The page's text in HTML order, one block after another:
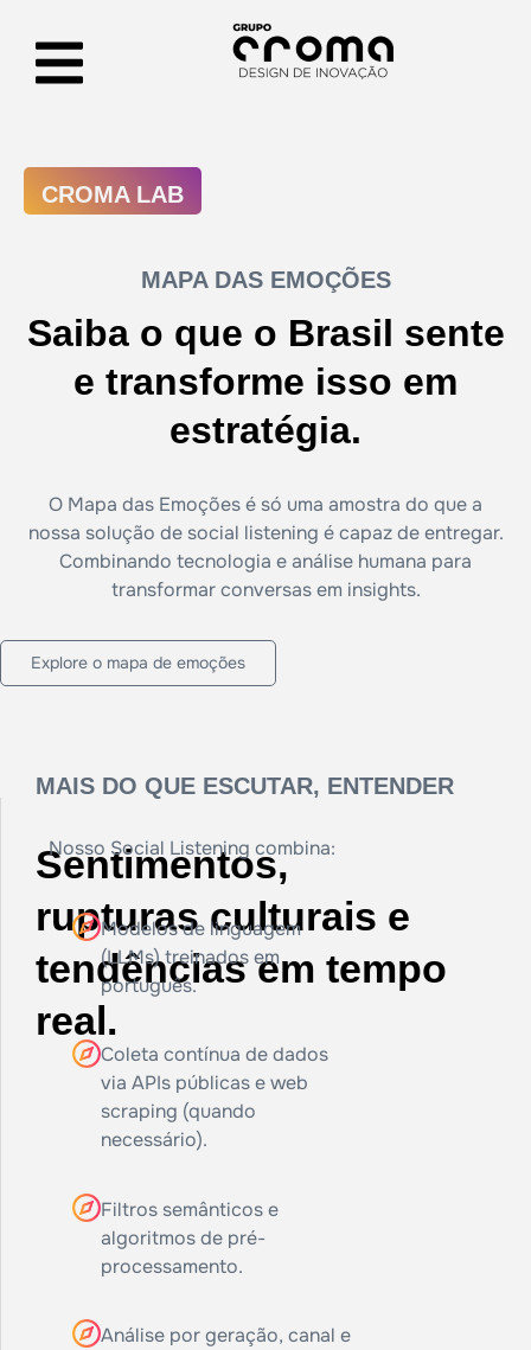
CROMA LAB
MAPA DAS EMOÇÕES
Saiba o que o Brasil sente
e transforme isso em
estratégia.
O Mapa das Emoções é só uma amostra do que a
nossa solução de social listening é capaz de entregar.
Combinando tecnologia e análise humana para
transformar conversas em insights.
Explore o mapa de emoções
MAIS DO QUE ESCUTAR, ENTENDER
Sentimentos,
rupturas culturais e
tendências em tempo
real.
Nosso Social Listening combina:
Modelos de linguagem
(LLMs) treinados em
português.
Coleta contínua de dados
via APIs públicas e web
scraping (quando
necessário).
Filtros semânticos e
algoritmos de pré-
processamento.
Análise por geração, canal e